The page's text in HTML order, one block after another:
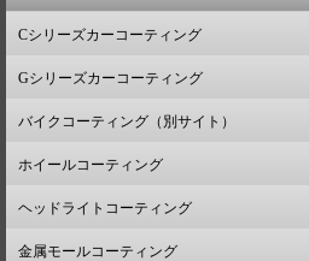
Cシリーズカーコーティング
Gシリーズカーコーティング
バイクコーティング（別サイト）
ホイールコーティング
ヘッドライトコーティング
金属モールコーティング